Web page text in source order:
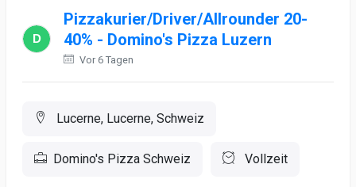
Pizzakurier/Driver/Allrounder 20-
40% - Domino's Pizza Luzern
Vor 6 Tagen
Lucerne, Lucerne, Schweiz
Domino's Pizza Schweiz Vollzeit